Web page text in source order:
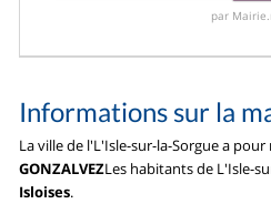
par
Informations sur la
La ville de l'L'Isle-sur-la-Sorgue a pour
GONZALVEZLes habitants de L'Isle-
Isloises.